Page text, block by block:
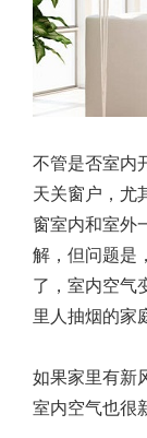
不管是否室内
天关窗户，尤
窗室内和室外
解，但问题是
了，室内空气
里人抽烟的家
如果家里有新
室内空气也很